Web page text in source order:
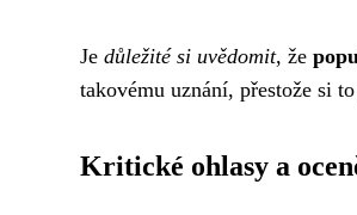
Je důležité si uvědomit, že
takovému uznání, přestože si
Kritické ohlasy a